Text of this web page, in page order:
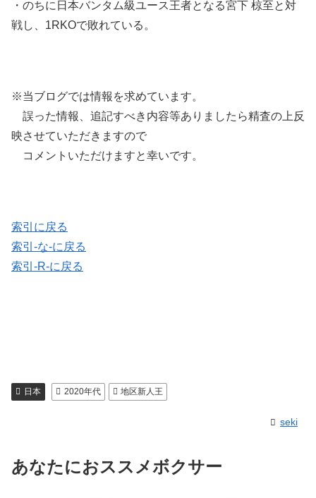
・のちに日本バンタム級ユース王者となる宮下 椋至と対
戦し、1RKOで敗れている。
※当ブログでは情報を求めています。
誤った情報、追記すべき内容等ありましたら精査の上反
映させていただきますので
コメントいただけますと幸いです。
索引に戻る
索引-な-に戻る
索引-R-に戻る
日本 2020年代 地区新人王
seki
あなたにおススメボクサー